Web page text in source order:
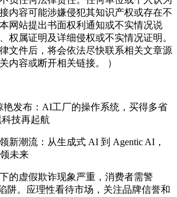
内容可能涉嫌侵犯其知识产权或存在不
网站提出书面权利通知或不实情况说
权属证明及详细侵权或不实情况证明。
文件后，将会依法尽快联系相关文章源
内容或断开相关链接。 ）
发布：AI工厂的操作系统，买得多省
技再起航
潮流：从生成式 AI 到 Agentic AI，
未来
虚假欺诈现象严重，消费者需警
阱。应理性看待市场，关注品牌信誉和